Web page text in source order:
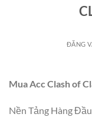
ĐĂNG
Mua Acc Clash of
Nền Tảng Hàng